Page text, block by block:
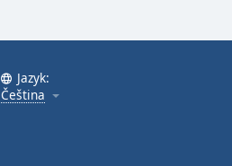
Jazyk:
Čeština